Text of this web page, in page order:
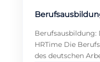
Berufsausbildung:
HRTime Die
des deutschen